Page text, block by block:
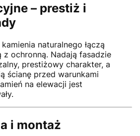
– prestiż i
kamienia naturalnego łączą
ochronną. Nadają fasadzie
prestiżowy charakter, a
ścianę przed warunkami
na elewacji jest
i montaż